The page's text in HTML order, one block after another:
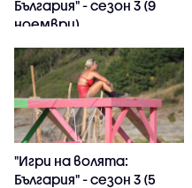
България" - сезон 3 (9
ноември)
"Игри на волята:
България" - сезон 3 (5